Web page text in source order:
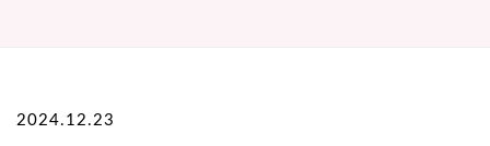
2024.12.23